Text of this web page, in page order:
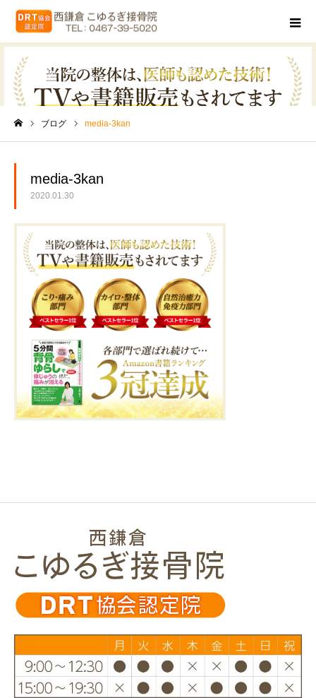
ブログ
ブログ media-3kan
media-3kan
2020.01.30